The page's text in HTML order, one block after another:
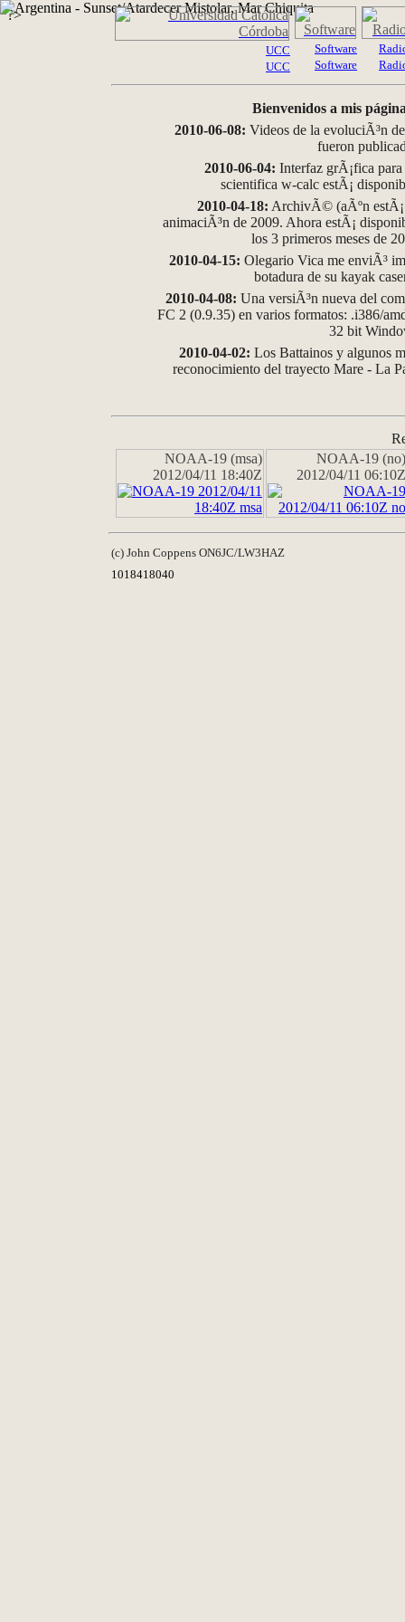
?>
UCC
UCC
Software
Software
Bienvenidos a mis
2010-06-08: Videos de la evoluciÃ³n
fueron
2010-06-04: Interfaz grÃ¡fica
scientifica w-calc estÃ¡
2010-04-18: ArchivÃ© (aÃºn
animaciÃ³n de 2009. Ahora estÃ¡
los 3 primeros meses de
2010-04-15: Olegario Vica me enviÃ³
botadura de su kayak
2010-04-08: Una versiÃ³n nueva del
FC 2 (0.9.35) en varios formatos: .i386/
32 bit
2010-04-02: Los Battainos y algunos
reconocimiento del trayecto Mare - La
NOAA-19 (msa)
2012/04/11 18:40Z
NOAA-19 (no)
2012/04/11 06:10Z
(c) John Coppens ON6JC/LW3HAZ
1018418040